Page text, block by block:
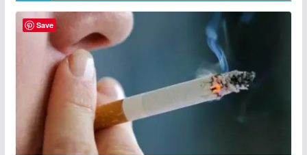
Save